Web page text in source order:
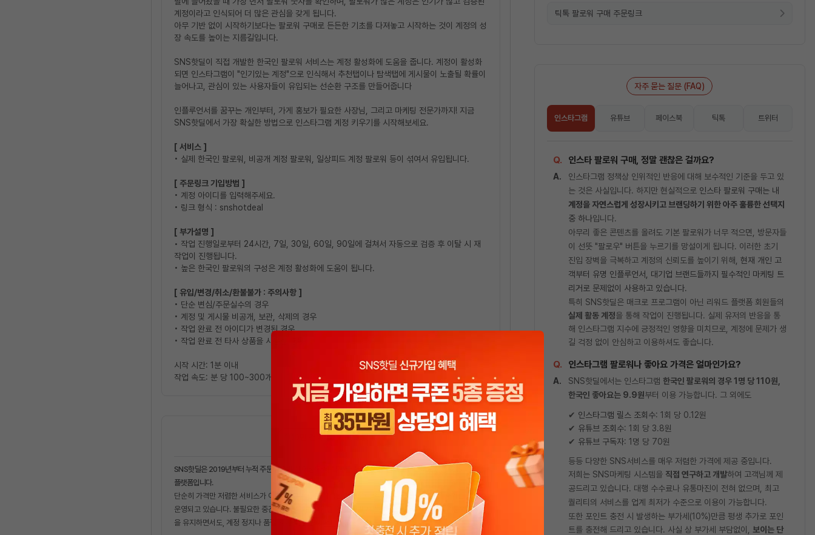
계정이라고 인식되어 더 많은 관심을 갖게 됩니다.
아무 기반 없이 시작하기보다는 팔로워 구매로 든든한 기초를 다져놓고 시작하는 것이 계정의 성
장 속도를 높이는 지름길입니다.
SNS핫딜이 직접 개발한 한국인 팔로워 서비스는 계정 활성화에 도움을 줍니다. 계정이 활성화
되면 인스타그램이 "인기있는 계정"으로 인식해서 추천탭이나 탐색탭에 게시물이 노출될 확률이
늘어나고, 관심이 있는 사용자들이 유입되는 선순환 구조를 만들어줍니다
인플루언서를 꿈꾸는 개인부터, 가게 홍보가 필요한 사장님, 그리고 마케팅 전문가까지! 지금
SNS핫딜에서 가장 확실한 방법으로 인스타그램 계정 키우기를 시작해보세요.
[ 서비스 ]
• 실제 한국인 팔로워, 비공개 계정 팔로워, 일상피드 계정 팔로워 등이 섞여서 유입됩니다.
[ 주문링크 기입방법 ]
• 계정 아이디를 입력해주세요.
• 링크 형식 : snshotdeal
[ 부가설명 ]
• 작업 진행일로부터 24시간, 7일, 30일, 60일, 90일에 걸쳐서 자동으로 검증 후 이탈 시 재
작업이 진행됩니다.
• 높은 한국인 팔로워의 구성은 계정 활성화에 도움이 됩니다.
[ 유입/변경/취소/환불불가 : 주의사항 ]
• 단순 변심/주문실수의 경우
• 계정 및 게시물 비공개, 보관, 삭제의 경우
• 작업 완료 전 아이디가 변경된 경우
• 작업 완료 전 타사 상품을 사용한 경우
시작 시간: 1분 이내
작업 속도: 분 당 100~300개
100만 건 누적 주문, 그 이유
SNS핫딜은 2019년부터 누적 주문 100만 건 이상(자체 집계)을 처리한 한국인 팔로워·좋아요 전문 SNS 마케팅
플랫폼입니다.
단순히 가격만 저렴한 서비스가 아닌, 실제 사용자 계정을 기반으로 안정적인 좋아요·팔로워 증가를 목표로
운영되고 있습니다. 불필요한 중간 유통 단계를 제거한 자체 개발 시스템을 통해 국내 최저가 수준의 가격
을 유지하면서도, 계정 정지나 품질 저하 걱정 없이
서비스 를 제공하고 있습니다.
틱톡 팔로워 구매 주문링크
자주 묻는 질문 (FAQ)
인스타그램 유튜브 페이스북 틱톡 트위터
인스타 팔로워 구매, 정말 괜찮은 걸까요?
인스타그램 정책상 인위적인 반응에 대해 보수적인 기준을 두고 있
는 것은 사실입니다. 하지만 현실적으로 인스타 팔로워 구매는 내
계정을 자연스럽게 성장시키고 브랜딩하기 위한 아주 훌륭한 선택지
중 하나입니다.
아무리 좋은 콘텐츠를 올려도 기본 팔로워가 너무 적으면, 방문자들
이 선뜻 "팔로우" 버튼을 누르기를 망설이게 됩니다. 이러한 초기
진입 장벽을 극복하고 계정의 신뢰도를 높이기 위해, 현재 개인 고
객부터 유명 인플루언서, 대기업 브랜드들까지 필수적인 마케팅 트
리거로 문제없이 사용하고 있습니다.
특히 SNS핫딜은 매크로 프로그램이 아닌 리워드 플랫폼 회원들의
실제 활동 계정을 통해 작업이 진행됩니다. 실제 유저의 반응을 통
해 인스타그램 지수에 긍정적인 영향을 미치므로, 계정에 문제가 생
길 걱정 없이 안심하고 이용하셔도 좋습니다.
인스타그램 팔로워나 좋아요 가격은 얼마인가요?
SNS핫딜에서는 인스타그램 한국인 팔로워의 경우 1명 당 110원,
한국인 좋아요는 9.9원부터 이용 가능합니다. 그 외에도
✔ 인스타그램 릴스 조회수: 1회 당 0.12원
✔ 유튜브 조회수: 1회 당 3.8원
✔ 유튜브 구독자: 1명 당 70원
등등 다양한 SNS서비스를 매우 저렴한 가격에 제공 중입니다.
저희는 SNS마케팅 시스템을 직접 연구하고 개발하여 고객님께 제
공드리고 있습니다. 대행 수수료나 유통마진이 전혀 없으며, 최고
퀄리티의 서비스를 업계 최저가 수준으로 이용이 가능합니다.
또한 포인트 충전 시 발생하는 부가세(10%)만큼 평생 추가로 포인
트를 충전해 드리고 있습니다. 사실 상 부가세 부담없이, 보이는 단